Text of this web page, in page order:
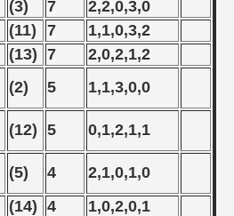
(3) 7
2,2,0,3,0
(11) 7
1,1,0,3,2
(13) 7
2,0,2,1,2
(2) 5
1,1,3,0,0
(12) 5
0,1,2,1,1
(5) 4
2,1,0,1,0
(14) 4
1,0,2,0,1